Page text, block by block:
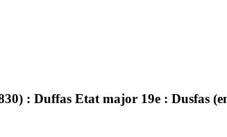
: Duffas Etat major 19e : Dusfas